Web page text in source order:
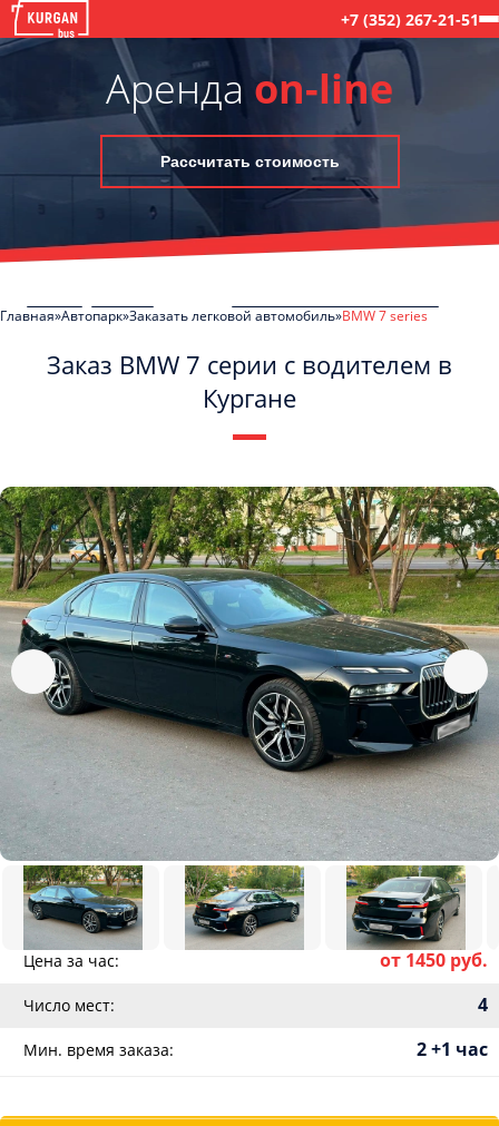
+7 (352) 267-21-51
Аренда on-line
Рассчитать стоимость
Главная Автопарк Заказать легковой автомобиль BMW 7 series
Заказ BMW 7 серии с водителем в
Кургане
Цена за час: от 1450 руб.
Число мест: 4
Мин. время заказа: 2 +1 час
Политикой конфиденциальности
ознакомлен(а), даю согласие на